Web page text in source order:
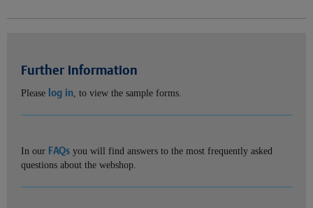
Further information
Please log in, to view the sample forms.
In our FAQs you will find answers to the most frequently asked
questions about the webshop.